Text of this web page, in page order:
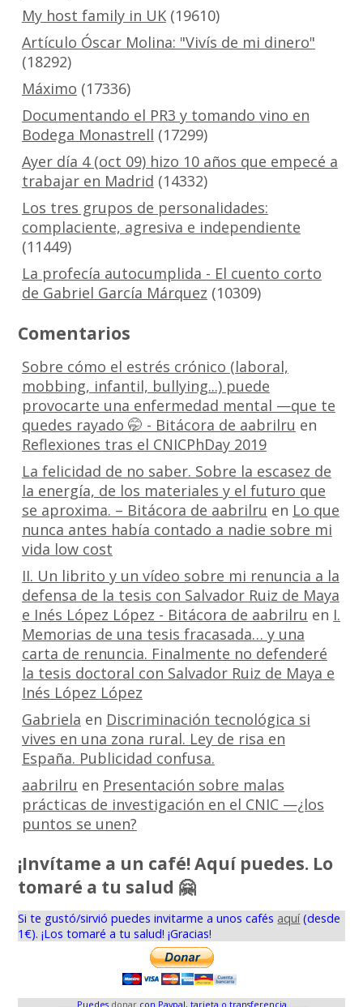
My host family in UK(19610)
Artículo Óscar Molina: "Vivís de mi dinero"
(18292)
Máximo (17336)
Documentando el PR3 y tomando vino en
Bodega Monastrell (17299)
Ayer día 4 (oct 09) hizo 10 años que empecé a
trabajar en Madrid (14332)
Los tres grupos de personalidades:
complaciente, agresiva e independiente
(11449)
La profecía autocumplida - El cuento corto
de Gabriel García Márquez (10309)
Comentarios
Sobre cómo el estrés crónico (laboral,
mobbing, infantil, bullying...) puede
provocarte una enfermedad mental —que te
quedes rayado 🤭 - Bitácora de aabrilru en
Reflexiones tras el CNICPhDay 2019
La felicidad de no saber. Sobre la escasez de
la energía, de los materiales y el futuro que
se aproxima. – Bitácora de aabrilru en Lo que
nunca antes había contado a nadie sobre mi
vida low cost
II. Un librito y un vídeo sobre mi renuncia a la
defensa de la tesis con Salvador Ruiz de Maya
e Inés López López - Bitácora de aabrilru en I.
Memorias de una tesis fracasada… y una
carta de renuncia. Finalmente no defenderé
la tesis doctoral con Salvador Ruiz de Maya e
Inés López López
Gabriela en Discriminación tecnológica si
vives en una zona rural. Ley de risa en
España. Publicidad confusa.
aabrilru en Presentación sobre malas
prácticas de investigación en el CNIC —¿los
puntos se unen?
¡Invítame a un café! Aquí puedes. Lo
tomaré a tu salud 🤗
Si te gustó/sirvió puedes invitarme a unos cafés aquí(desde
1€). ¡Los tomaré a tu salud! ¡Gracias!
.........Puedes donarcon Paypal, tarjeta o transferencia.........